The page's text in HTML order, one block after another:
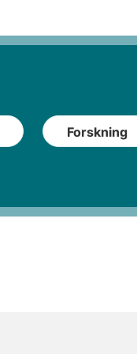
Forskning